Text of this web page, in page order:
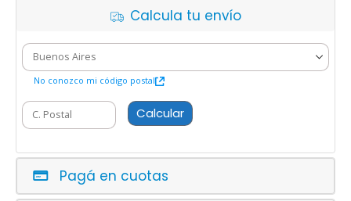
Calcula tu envío
No conozco mi código postal
Calcular
Pagá en cuotas